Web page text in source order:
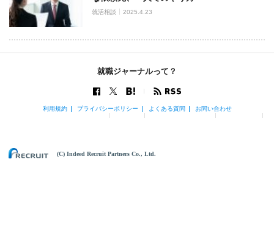
就活相談 2025.4.23
就職ジャーナルって？
利用規約 プライバシーポリシー よくある質問 お問い合わせ
(C) Indeed Recruit Partners Co., Ltd.